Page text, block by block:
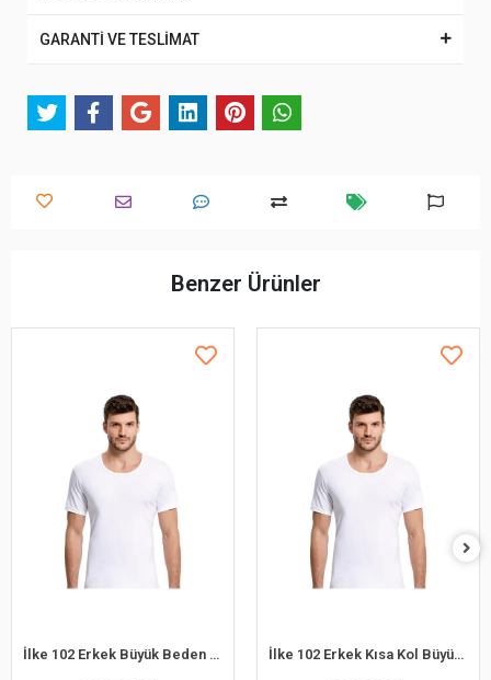
GARANTİ VE TESLİMAT
Benzer Ürünler
İlke 102 Erkek Büyük Beden Kısa Kol Atlet 3XL İlke 102 Erkek Kısa Kol Büyük Beden Atlet 2XL